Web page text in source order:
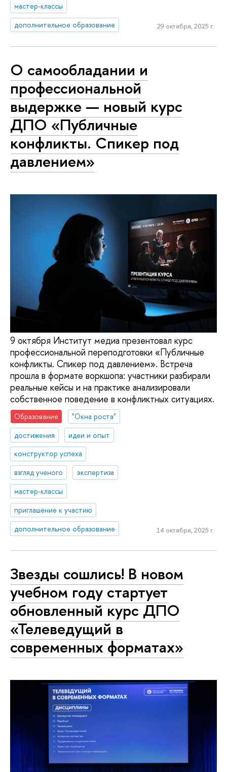
мастер-классы
дополнительное образование
29 октября, 2025 г.
О самообладании и
профессиональной
выдержке — новый курс
ДПО «Публичные
конфликты. Спикер под
давлением»
9 октября Институт медиа презентовал курс
профессиональной переподготовки «Публичные
конфликты. Спикер под давлением». Встреча
прошла в формате воркшопа: участники разбирали
реальные кейсы и на практике анализировали
собственное поведение в конфликтных ситуациях.
Образование
"Окна роста"
достижения
идеи и опыт
конструктор успеха
взгляд ученого
экспертиза
мастер-классы
приглашение к участию
дополнительное образование
14 октября, 2025 г.
Звезды сошлись! В новом
учебном году стартует
обновленный курс ДПО
«Телеведущий в
современных форматах»